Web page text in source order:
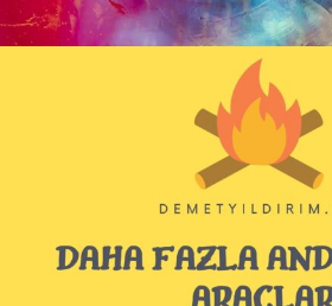
Demet YıldırımOn 9